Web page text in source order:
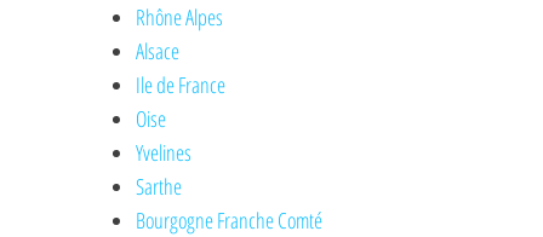
Rhône Alpes
Alsace
Ile de France
Oise
Yvelines
Sarthe
Bourgogne Franche Comté